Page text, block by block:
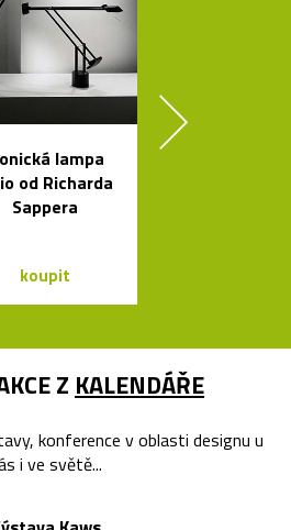
lampa
od Richarda
Sappera
koupit
Z KALENDÁŘE
konference v oblasti designu u
i ve světě...